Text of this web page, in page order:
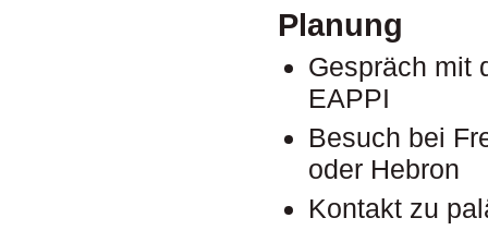
Planung
Gespräch mit
EAPPI
Besuch bei
oder Hebron
Kontakt zu